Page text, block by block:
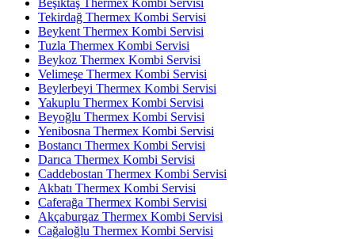
Beşiktaş Thermex Kombi Servisi
Tekirdağ Thermex Kombi Servisi
Beykent Thermex Kombi Servisi
Tuzla Thermex Kombi Servisi
Beykoz Thermex Kombi Servisi
Velimeşe Thermex Kombi Servisi
Beylerbeyi Thermex Kombi Servisi
Yakuplu Thermex Kombi Servisi
Beyoğlu Thermex Kombi Servisi
Yenibosna Thermex Kombi Servisi
Bostancı Thermex Kombi Servisi
Darıca Thermex Kombi Servisi
Caddebostan Thermex Kombi Servisi
Akbatı Thermex Kombi Servisi
Caferağa Thermex Kombi Servisi
Akçaburgaz Thermex Kombi Servisi
Cağaloğlu Thermex Kombi Servisi